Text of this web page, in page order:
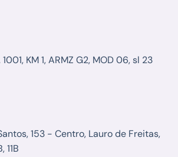
KM 1, ARMZ G2, MOD 06, sl 23
153 - Centro, Lauro de Freitas,
11B